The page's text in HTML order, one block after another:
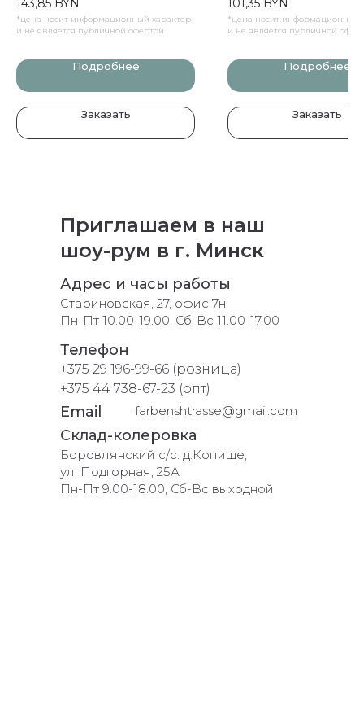
поверхности эффект камня
травертинпод заказ
143,85 BYN
*цена носит информационный характер
и не является публичной офертой
Подробнее
Заказать
шелковистым блеском.
ВСЕГДА В НАЛИЧИИ
101,35 BYN
*цена носит информационный
и не является публичной
Подробнее
Заказать
Приглашаем в наш
шоу-рум в г. Минск
Адрес и часы работы
Стариновская, 27, офис 7н.
Пн-Пт 10.00-19.00, Сб-Вс 11.00-17.00
Телефон
Email farbenshtrasse@gmail.com
Склад-колеровка
Боровлянский с/с. д.Копище,
ул. Подгорная, 25А
Пн-Пт 9.00-18.00, Сб-Вс выходной
+375 29 196-99-66 (розница)
+375 44 738-67-23 (опт)